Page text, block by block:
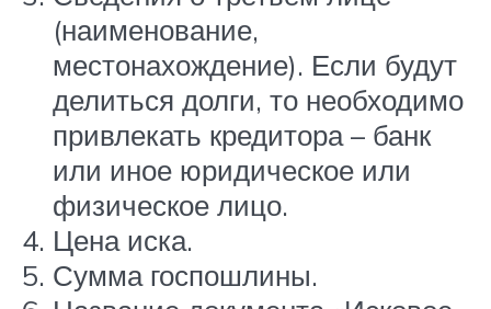
(наименование,
местонахождение). Если будут
делиться долги, то необходимо
привлекать кредитора – банк
или иное юридическое или
физическое лицо.
Цена иска.
Сумма госпошлины.